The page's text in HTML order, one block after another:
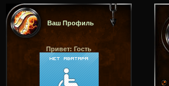
Ваш Профиль
Привет: Гость